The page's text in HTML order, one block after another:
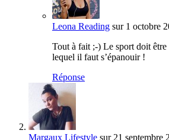
Leona Reading sur 1 octobre
Tout à fait ;-) Le sport doit être
lequel il faut s’épanouir !
Réponse
Margaux Lifestyle sur 21 septembre